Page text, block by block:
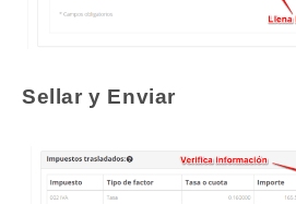
Sellar y Enviar